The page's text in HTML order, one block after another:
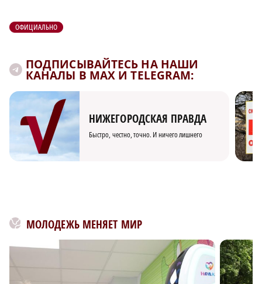
ОФИЦИАЛЬНО
ПОДПИСЫВАЙТЕСЬ НА НАШИ
КАНАЛЫ В MAX И TELEGRAM:
НИЖЕГОРОДСКАЯ ПРАВДА
Быстро, честно, точно. И ничего лишнего
МОЛОДЕЖЬ МЕНЯЕТ МИР